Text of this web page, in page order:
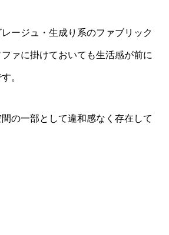
ージュ・生成り系のファブリック
ァに掛けておいても生活感が前に
。
の一部として違和感なく存在して